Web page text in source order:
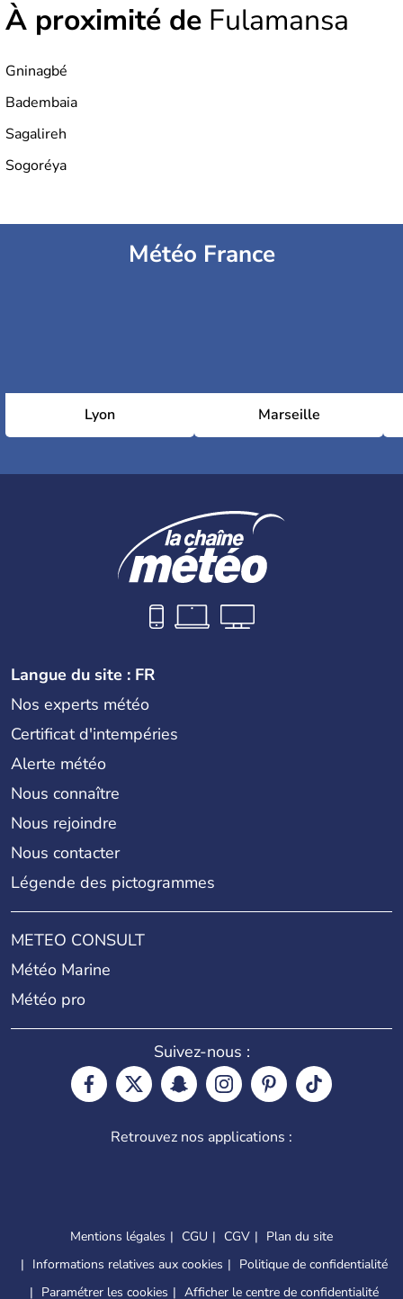
À proximité de Fulamansa
Gninagbé
Badembaia
Sagalireh
Sogoréya
Météo France
Lyon Marseille
Langue du site : FR
Nos experts météo
Certificat d'intempéries
Alerte météo
Nous connaître
Nous rejoindre
Nous contacter
Légende des pictogrammes
METEO CONSULT
Météo Marine
Météo pro
Suivez-nous :
Retrouvez nos applications :
Mentions légales CGU CGV
Plan du site
Informations relatives aux cookies
Politique de confidentialité
Paramétrer les cookies
Afficher le centre de confidentialité